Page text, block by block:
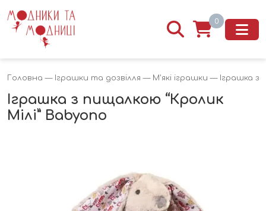
0
Головна — Іграшки та дозвілля — М'які іграшки — Іграшка з
Іграшка з пищалкою “Кролик
Мілі” Babyono